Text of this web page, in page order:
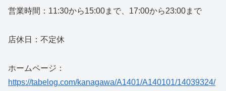
営業時間：11:30から15:00まで、17:00から23:00まで
店休日：不定休
ホームページ：
https://tabelog.com/kanagawa/A1401/A140101/14039324/